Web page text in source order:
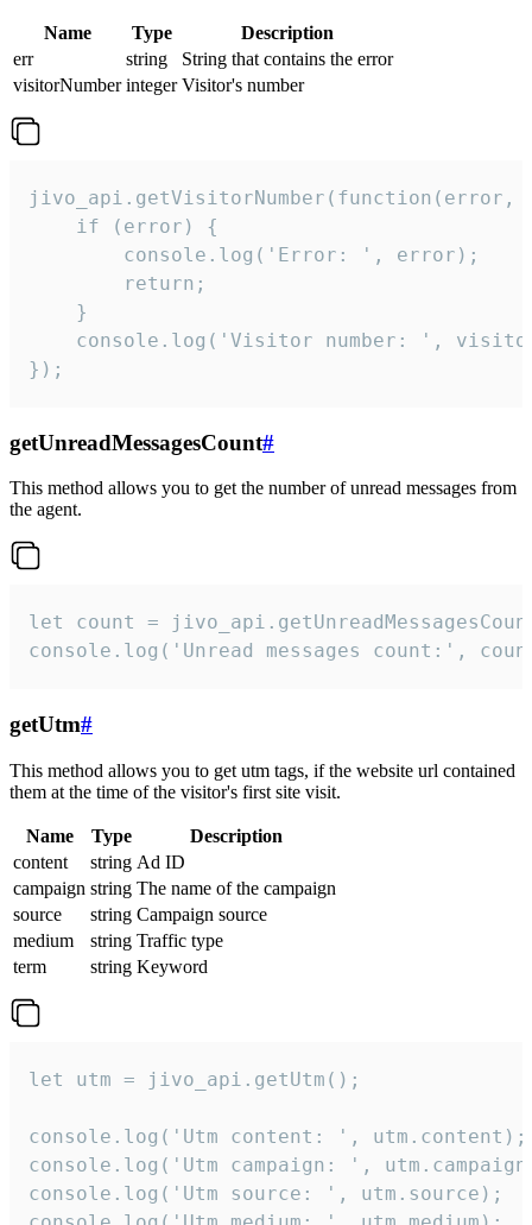
Name Type
Description
err
string
String that contains the error
visitorNumber integer Visitor's number
jivo_api.getVisitorNumber(function(error,
    if (error) {
        console.log('Error: ', error);
        return;
    }
console.log('Visitor number: ',
});
getUnreadMessagesCount#
This method allows you to get the number of unread messages from
the agent.
let count =
console.log('Unread messages count:',
getUtm#
This method allows you to get utm tags, if the website url contained
them at the time of the visitor's first site visit.
Name Type
Description
content
string Ad ID
campaign string The name of the campaign
source
string Campaign source
medium
string Traffic type
term
string Keyword
let utm = jivo_api.getUtm();
console.log('Utm content: ', utm.content);
console.log('Utm campaign: ',
console.log('Utm source: ', utm.source);